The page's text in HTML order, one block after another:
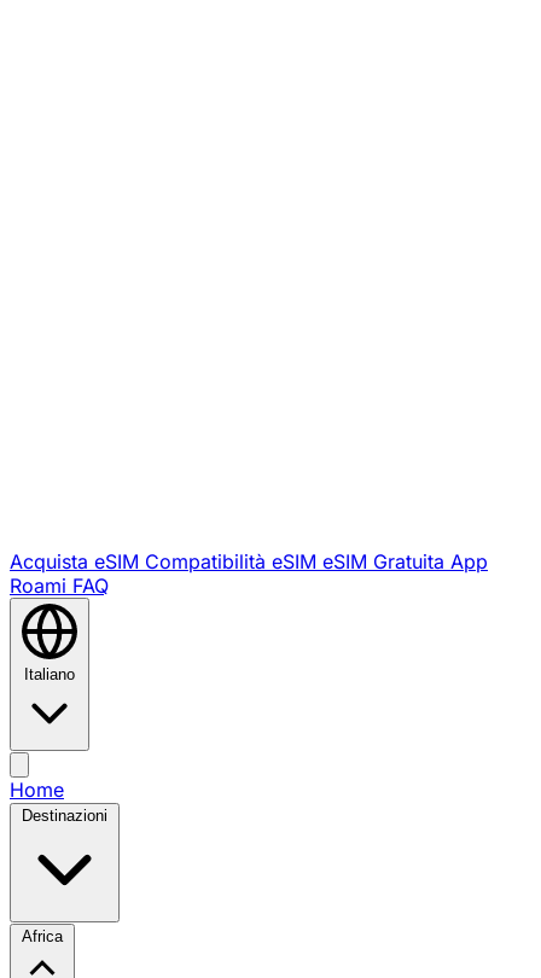
Acquista eSIM Compatibilità eSIM eSIM Gratuita App
Roami FAQ
Italiano
Home
Destinazioni
Africa